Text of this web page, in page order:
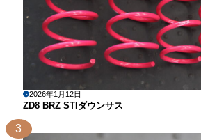
2026年1月12日
ZD8 BRZ STIダウンサス
3